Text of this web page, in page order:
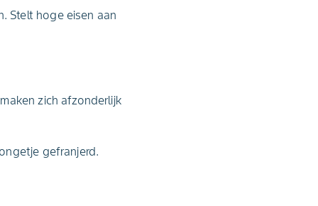
Stelt hoge eisen aan
zich afzonderlijk
gefranjerd.